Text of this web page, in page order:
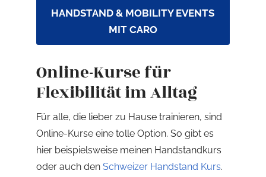
HANDSTAND & MOBILITY EVENTS
MIT CARO
Online-Kurse für
Flexibilität im Alltag
Für alle, die lieber zu Hause trainieren, sind
Online-Kurse eine tolle Option. So gibt es
hier beispielsweise meinen Handstandkurs
oder auch den Schweizer Handstand Kurs.